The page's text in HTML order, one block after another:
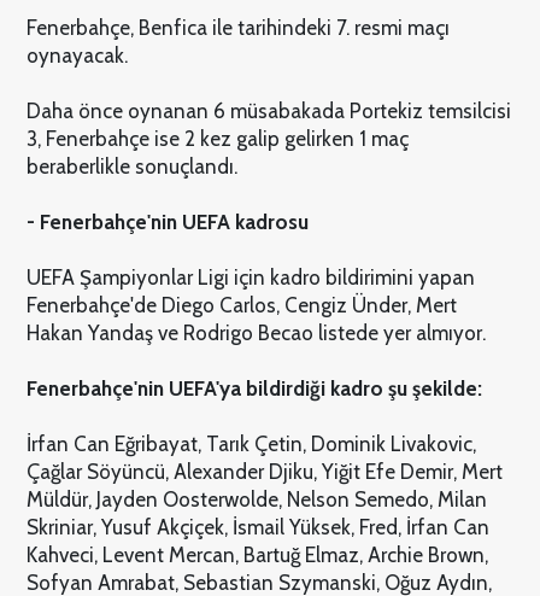
Fenerbahçe, Benfica ile tarihindeki 7. resmi maçı
oynayacak.
Daha önce oynanan 6 müsabakada Portekiz temsilcisi
3, Fenerbahçe ise 2 kez galip gelirken 1 maç
beraberlikle sonuçlandı.
- Fenerbahçe'nin UEFA kadrosu
UEFA Şampiyonlar Ligi için kadro bildirimini yapan
Fenerbahçe'de Diego Carlos, Cengiz Ünder, Mert
Hakan Yandaş ve Rodrigo Becao listede yer almıyor.
Fenerbahçe'nin UEFA'ya bildirdiği kadro şu şekilde:
İrfan Can Eğribayat, Tarık Çetin, Dominik Livakovic,
Çağlar Söyüncü, Alexander Djiku, Yiğit Efe Demir, Mert
Müldür, Jayden Oosterwolde, Nelson Semedo, Milan
Skriniar, Yusuf Akçiçek, İsmail Yüksek, Fred, İrfan Can
Kahveci, Levent Mercan, Bartuğ Elmaz, Archie Brown,
Sofyan Amrabat, Sebastian Szymanski, Oğuz Aydın,